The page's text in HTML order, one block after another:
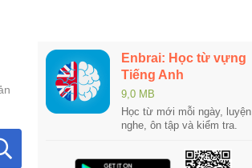
Enbrai: Học từ vựng
Tiếng Anh
9,0 MB
Học từ mới mỗi ngày, luyện
nghe, ôn tập và kiểm tra.